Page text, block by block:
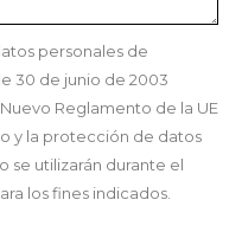
personales de
30 de junio de 2003
Reglamento de la UE
y la protección de datos
se utilizarán durante el
los fines indicados.